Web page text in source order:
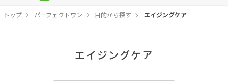
トップ パーフェクトワン 目的から探す エイジングケア
エイジングケア